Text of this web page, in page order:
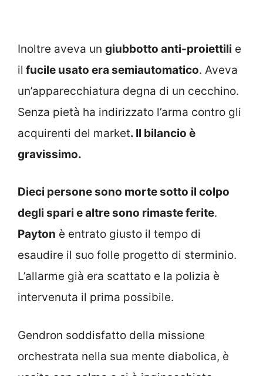
Inoltre aveva un giubbotto anti-proiettili e
il fucile usato era semiautomatico. Aveva
un’apparecchiatura degna di un cecchino.
Senza pietà ha indirizzato l’arma contro gli
acquirenti del market. Il bilancio è
gravissimo.
Dieci persone sono morte sotto il colpo
degli spari e altre sono rimaste ferite.
Payton è entrato giusto il tempo di
esaudire il suo folle progetto di sterminio.
L’allarme già era scattato e la polizia è
intervenuta il prima possibile.
Gendron soddisfatto della missione
orchestrata nella sua mente diabolica, è